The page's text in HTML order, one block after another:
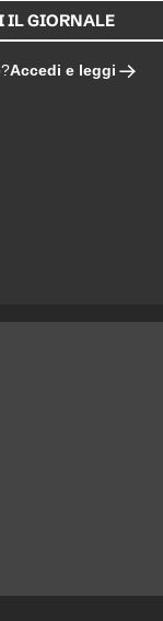
DAVID IMBALLATO,
IL GIORNALE
Accedi e leggi